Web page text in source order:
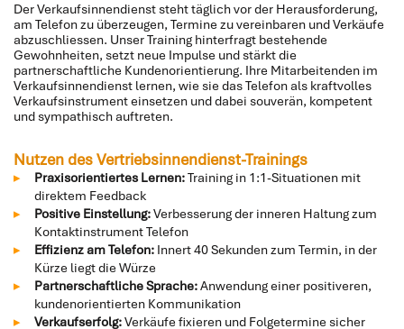
Der Verkaufsinnendienst steht täglich vor der Herausforderung,
am Telefon zu überzeugen, Termine zu vereinbaren und Verkäufe
abzuschliessen. Unser Training hinterfragt bestehende
Gewohnheiten, setzt neue Impulse und stärkt die
partnerschaftliche Kundenorientierung. Ihre Mitarbeitenden im
Verkaufsinnendienst lernen, wie sie das Telefon als kraftvolles
Verkaufsinstrument einsetzen und dabei souverän, kompetent
und sympathisch auftreten.
Nutzen des Vertriebsinnendienst-Trainings
Praxisorientiertes Lernen:Training in 1:1-Situationen mit
direktem Feedback
Positive Einstellung:Verbesserung der inneren Haltung zum
Kontaktinstrument Telefon
Effizienz am Telefon: Innert 40 Sekunden zum Termin, in der
Kürze liegt die Würze
Partnerschaftliche Sprache:Anwendung einer positiveren,
kundenorientierten Kommunikation
Verkaufserfolg:Verkäufe fixieren und Folgetermine sicher